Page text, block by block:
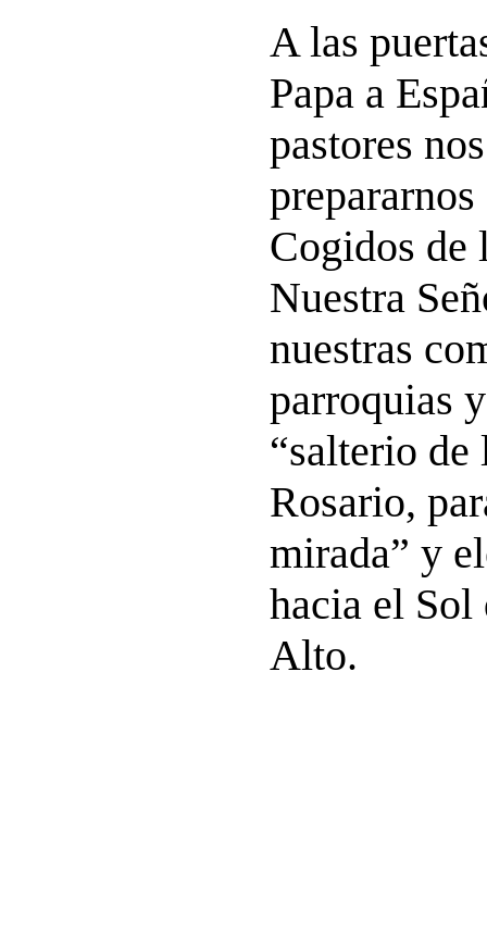
A las
Papa a
pastores
Cogidos de
Nuestra
nuestras
parroquias
“salterio de
Rosario,
mirada” y
hacia el Sol
Alto.